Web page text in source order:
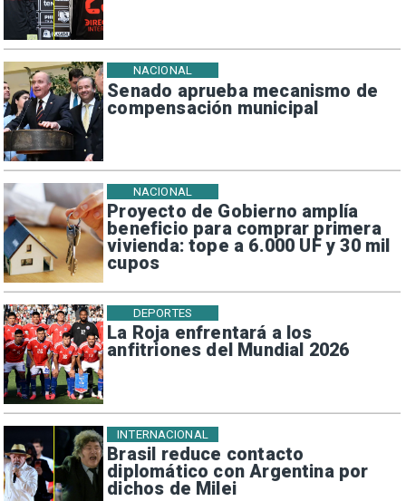
Senado aprueba mecanismo de
compensación municipal
NACIONAL
Proyecto de Gobierno amplía
beneficio para comprar primera
vivienda: tope a 6.000 UF y 30 mil
cupos
NACIONAL
La Roja enfrentará a los
anfitriones del Mundial 2026
DEPORTES
Brasil reduce contacto
diplomático con Argentina por
dichos de Milei
INTERNACIONAL